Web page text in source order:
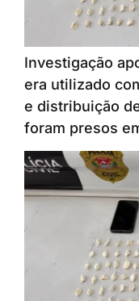
Investigação
era utilizado
e distribuição
foram presos